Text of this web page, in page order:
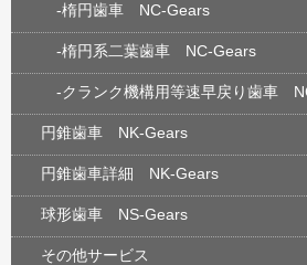
-楕円歯車 NC-Gears
-楕円系二葉歯車 NC-Gears
-クランク機構用等速早戻り歯車
円錐歯車 NK-Gears
円錐歯車詳細 NK-Gears
球形歯車 NS-Gears
その他サービス